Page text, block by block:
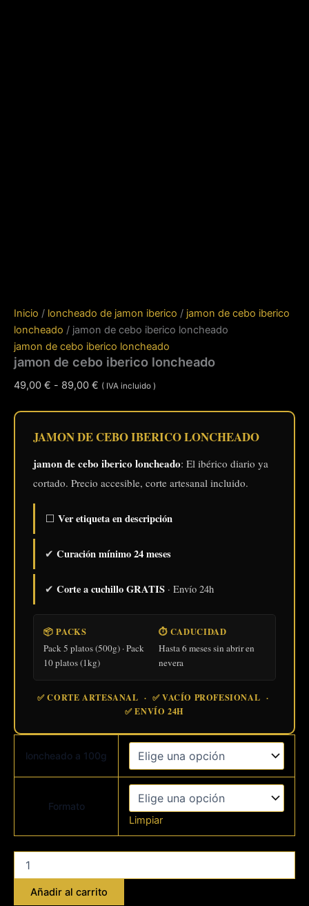
Inicio / loncheado de jamon iberico / jamon de cebo iberico
loncheado / jamon de cebo iberico loncheado
jamon de cebo iberico loncheado
jamon de cebo iberico loncheado
49,00 € - 89,00 € Rango
desde
hasta
89,00 €
( IVA incluido )
JAMON DE CEBO IBERICO LONCHEADO
jamon de cebo iberico loncheado: El ibérico diario ya
cortado. Precio accesible, corte artesanal incluido.
⬜ Ver etiqueta en descripción
✔ Curación mínimo 24 meses
✔ Corte a cuchillo GRATIS · Envío 24h
📦 PACKS
Pack 5 platos (500g) · Pack
10 platos (1kg)
⏱️ CADUCIDAD
Hasta 6 meses sin abrir en
nevera
✅ CORTE ARTESANAL · ✅ VACÍO PROFESIONAL ·
✅ ENVÍO 24H
loncheado a 100g
Formato
Limpiar
iberico
Añadir al carrito